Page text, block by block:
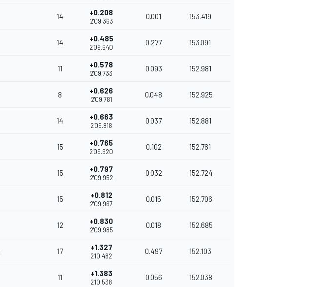
14 +0.208
2'09.363
0.001 153.419
14 +0.485
2'09.640
0.277 153.091
11 +0.578
2'09.733
0.093 152.981
8 +0.626
2'09.781
0.048 152.925
14 +0.663
2'09.818
0.037 152.881
15 +0.765
2'09.920
0.102 152.761
15 +0.797
2'09.952
0.032 152.724
15 +0.812
2'09.967
0.015 152.706
12 +0.830
2'09.985
0.018 152.685
17 +1.327
2'10.482
0.497 152.103
11 +1.383
2'10.538
0.056 152.038